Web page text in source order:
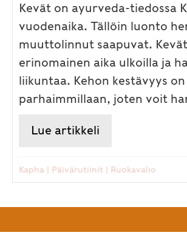
Kevät on ayurveda-tiedossa
vuodenaika. Tällöin luonto
muuttolinnut saapuvat.
erinomainen aika ulkoilla ja
liikuntaa. Kehon kestävyys on
parhaimmillaan, joten voit
Lue artikkeli
Kapha | Päivärutiinit | Ruokavalio